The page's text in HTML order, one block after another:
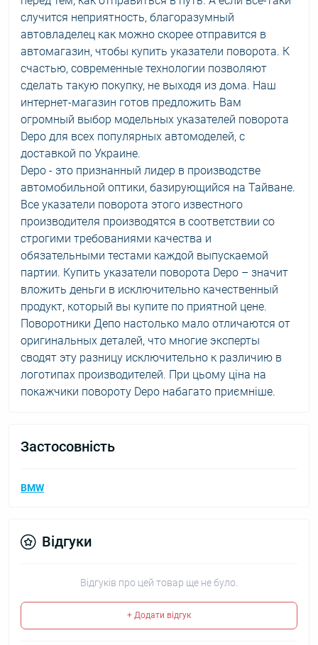
случится неприятность, благоразумный
автовладелец как можно скорее отправится в
автомагазин, чтобы купить указатели поворота. К
счастью, современные технологии позволяют
сделать такую покупку, не выходя из дома. Наш
интернет-магазин готов предложить Вам
огромный выбор модельных указателей поворота
Depo для всех популярных автомоделей, с
доставкой по Украине.
Depo - это признанный лидер в производстве
автомобильной оптики, базирующийся на Тайване.
Все указатели поворота этого известного
производителя производятся в соответствии со
строгими требованиями качества и
обязательными тестами каждой выпускаемой
партии. Купить указатели поворота Depo – значит
вложить деньги в исключительно качественный
продукт, который вы купите по приятной цене.
Поворотники Депо настолько мало отличаются от
оригинальных деталей, что многие эксперты
сводят эту разницу исключительно к различию в
логотипах производителей. При цьому ціна на
покажчики повороту Depo набагато приємніше.
Застосовність
BMW
Відгуки
Відгуків про цей товар ще не було.
+ Додати відгук